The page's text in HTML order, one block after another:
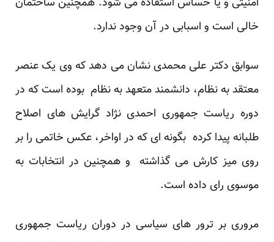
خالی است و اسبابی در آن وجود ندارد.
سوابق دکتر علی محمدی نشان می دهد که وی یک عنصر
معتقد به نظام، دانشمند متعهد به نظام بوده است که در
دوره ریاست جمهوری احمدی نژاد گرایش های اصلاح
طلبانه پیدا کرده بگونه ای که در اواخر، عکس خاتمی را بر
روی میز کارش می گذاشته و همچنین در انتخابات به
موسوی رای داده است.
مروری بر ترور های سیاسی در دوران ریاست جمهوری